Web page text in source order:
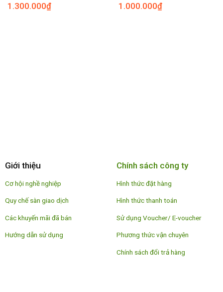
1.300.000₫ 1.000.000₫
Giới thiệu
Cơ hội nghề nghiệp
Quy chế sàn giao dịch
Các khuyến mãi đã bán
Hướng dẫn sử dụng
Chính sách công ty
Hình thức đặt hàng
Hình thức thanh toán
Sử dụng Voucher/ E-voucher
Phương thức vận chuyên
Chính sách đổi trả hàng